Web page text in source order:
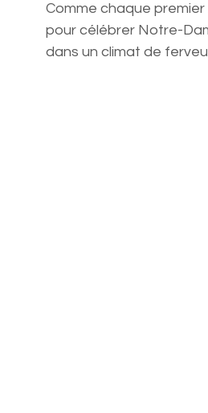
Comme chaque
pour célébrer Notre-
dans un climat de